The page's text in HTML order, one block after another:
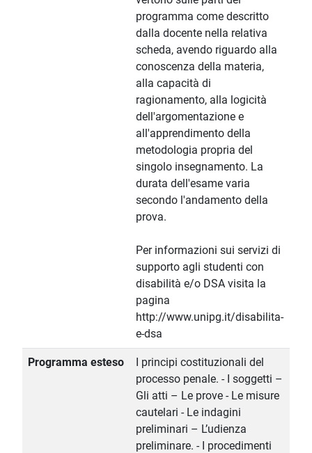
programma come descritto
dalla docente nella relativa
scheda, avendo riguardo alla
conoscenza della materia,
alla capacità di
ragionamento, alla logicità
dell'argomentazione e
all'apprendimento della
metodologia propria del
singolo insegnamento. La
durata dell'esame varia
secondo l'andamento della
prova.
Per informazioni sui servizi di
supporto agli studenti con
disabilità e/o DSA visita la
pagina
http://www.unipg.it/disabilita-
e-dsa
Programma esteso
I principi costituzionali del
processo penale. - I soggetti –
Gli atti – Le prove - Le misure
cautelari - Le indagini
preliminari – L’udienza
preliminare. - I procedimenti